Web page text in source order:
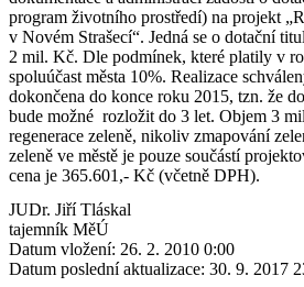
program životního prostředí) na projekt
v Novém Strašecí“. Jedná se o dotační
2 mil. Kč. Dle podmínek, které platily v
spoluúčast města 10%. Realizace
dokončena do konce roku 2015, tzn. že
bude možné rozložit do 3 let. Objem 3
regenerace zeleně, nikoliv zmapování
zeleně ve městě je pouze součástí
cena je 365.601,- Kč (včetně DPH).
JUDr. Jiří Tláskal
tajemník MěÚ
Datum vložení: 26. 2. 2010 0:00
Datum poslední aktualizace: 30. 9. 2017